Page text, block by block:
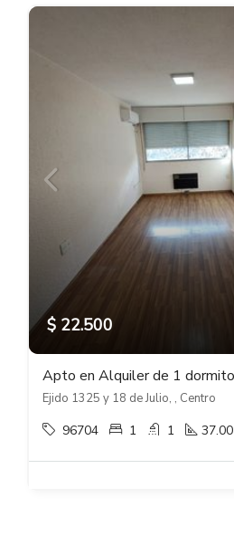
$ 22.500
Ejido 1325 y 18 de Julio, , Centro
96704 1 1 37.00